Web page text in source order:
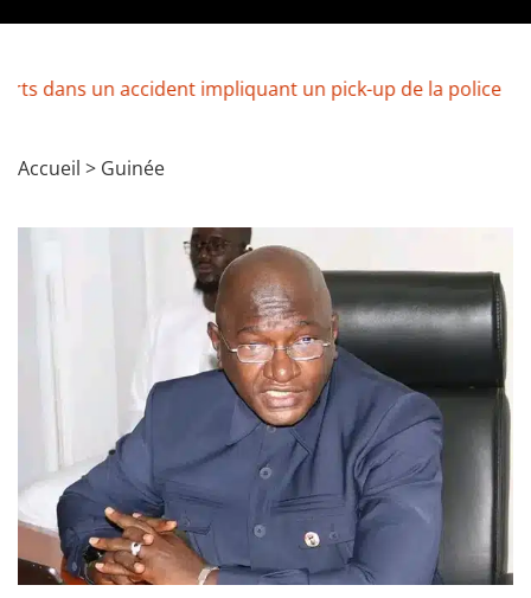
un accident impliquant un pick-up de la police
Accueil > Guinée